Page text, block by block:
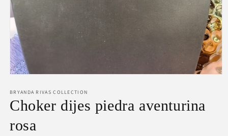
multimedia
1
en
ventana
modal
BRYANDA RIVAS COLLECTION
Choker dijes piedra aventurina
rosa